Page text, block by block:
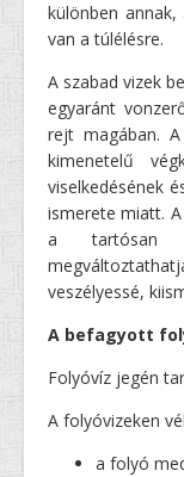
különben
van a túlélésre.
A szabad vizek
egyaránt
rejt magában. A
kimenetelű
viselkedésének
ismerete miatt.
a tartósan
veszélyessé,
A befagyott
Folyóvíz jegén
A folyóvizeken
a folyó